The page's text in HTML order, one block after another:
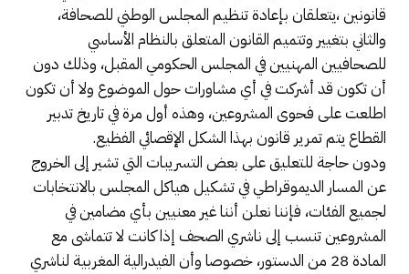
قانونين ،يتعلقان بإعادة تنظيم المجلس الوطني للصحافة،
والثاني بتغيير وتتميم القانون المتعلق بالنظام الأساسي
للصحافيين المهنيين في المجلس الحكومي المقبل، وذلك دون
أن تكون قد أشركت في أي مشاورات حول الموضوع ولا أن تكون
اطلعت على فحوى المشروعين، وهذه أول مرة في تاريخ تدبير
القطاع يتم تمرير قانون بهذا الشكل الإقصائي الفظيع.
ودون حاجة للتعليق على بعض التسريبات التي تشير إلى الخروج
عن المسار الديموقراطي في تشكيل هياكل المجلس بالانتخابات
لجميع الفئات، فإننا نعلن أننا غير معنيين بأي مضامين في
المشروعين تنسب إلى ناشري الصحف إذا كانت لا تتماشى مع
المادة 28 من الدستور، خصوصا وأن الفيدرالية المغربية لناشري